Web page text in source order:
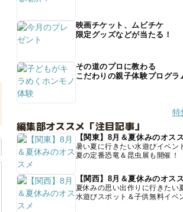
映画チケット、ムビチケ
限定グッズなどが当たる！
その道のプロに教わる
こだわりの親子体験プログラ
特
編集部オススメ「注目記事」
【関東】8月＆夏休みのオス
暑い夏に行きたい水遊びイベン
夏の定番恐竜＆昆虫展も開催！
【関西】8月＆夏休みのオス
夏休みの思い出作りに行きたい
水遊びスポット＆子供無料イベ